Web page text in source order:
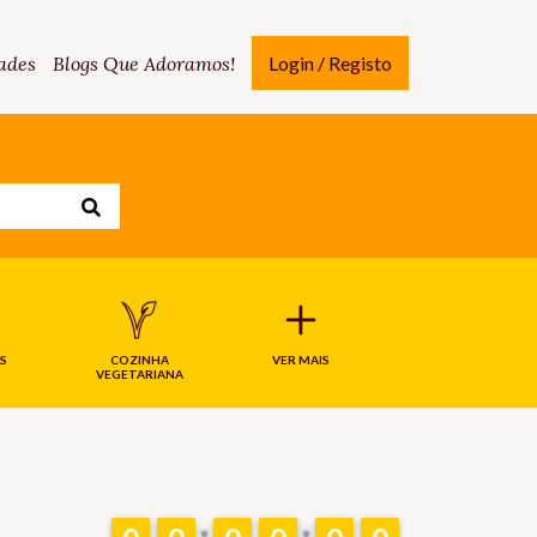
Blogs Que Adoramos! Login / Registo
COZINHA
VEGETARIANA
VER MAIS